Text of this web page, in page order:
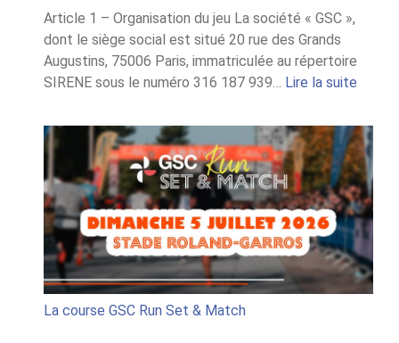
Article 1 – Organisation du jeu La société « GSC »,
dont le siège social est situé 20 rue des Grands
Augustins, 75006 Paris, immatriculée au répertoire
SIRENE sous le numéro 316 187 939… Lire la suite:
jeu
« GSC
Run
Set
&
Match
La course GSC Run Set & Match